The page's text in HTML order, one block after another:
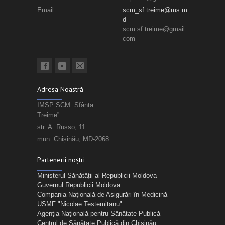
Email:
scm_sf.treime@ms.m
d
scm.sf.treime@gmail.
com
Adresa Noastră
IMSP SCM „Sfânta
Treime”
str. A. Russo, 11
mun. Chișinău, MD-2068
Partenerii noștri
Ministerul Sănătății al Republicii Moldova
Guvernul Republicii Moldova
Compania Naţională de Asigurări în Medicină
USMF "Nicolae Testemițanu"
Agenția Națională pentru Sănătate Publică
Centrul de Sănătate Publică din Chișinău